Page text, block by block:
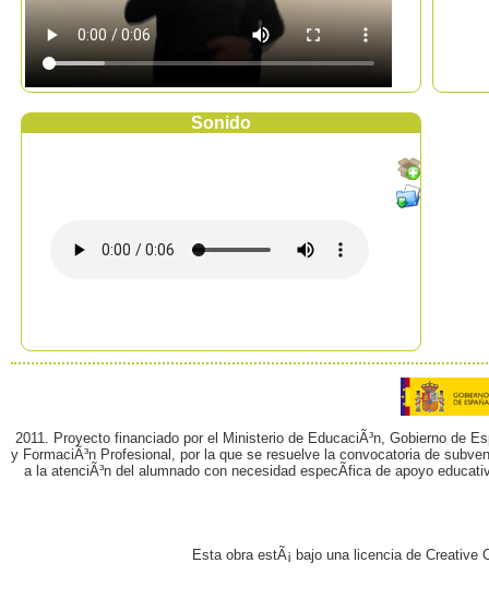
Sonido
2011. Proyecto financiado por el Ministerio de EducaciÃ³n, Gobierno de
y FormaciÃ³n Profesional, por la que se resuelve la convocatoria de
a la atenciÃ³n del alumnado con necesidad especÃ­fica de apoyo
Esta obra estÃ¡ bajo una licencia de Creative